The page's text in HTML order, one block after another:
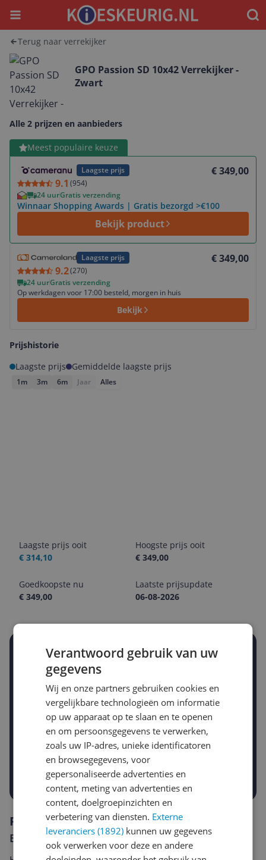
Menu
Terug naar verrekijker
GPO Passion SD 10x42 Verrekijker -
Zwart
Alle 2 prijzen en aanbieders
Meest populaire keuze
Laagste prijs
9.1 (954)
€ 349,00
24 uurGratis verzending
Winnaar Shopping Awards | Gratis bezorgd >€100
Bekijk product
Bekijk product
Laagste prijs
9.2(270)
€ 349,00
24 uurGratis verzending
Op werkdagen voor 17:00 besteld, morgen in huis
Bekijk
Prijshistorie
Laagste prijs
Gemiddelde laagste prijs
1m 3m 6m Jaar Alles
Laagste prijs ooit
€ 314,10
Hoogste prijs ooit
€ 349,00
Goedkoopste nu
€ 349,00
Laatste prijsupdate
06-08-2026
Stel een alert in en mis geen prijsdaling
Krijg een seintje zodra de prijs zakt
Jouw e-mailadres
Gewenste daling of bedrag
-5% -10% -15%
Gewenste prijs
€
Prijsalert aanzetten
Reviews
Er zijn nog geen reviews geschreven
Verantwoord gebruik van uw
gegevens
Wij en onze partners gebruiken cookies en
vergelijkbare technologieën om informatie
op uw apparaat op te slaan en te openen
en om persoonsgegevens te verwerken,
zoals uw IP-adres, unieke identificatoren
en browsegegevens, voor
gepersonaliseerde advertenties en
content, meting van advertenties en
content, doelgroepinzichten en
verbetering van diensten. Externe
leveranciers (1892) kunnen uw gegevens
ook verwerken voor deze en andere